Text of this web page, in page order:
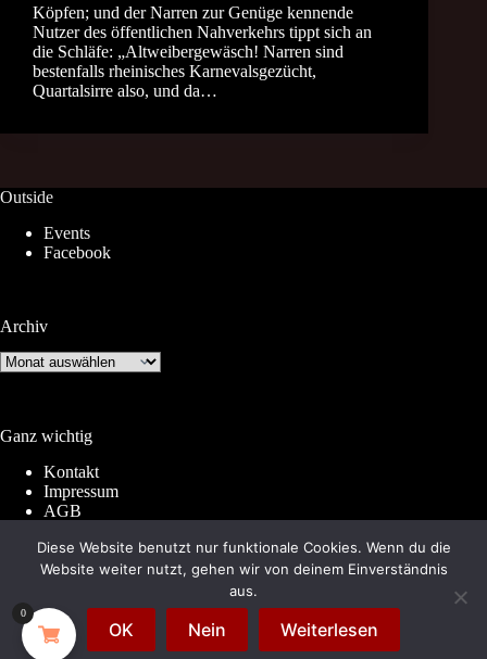
Köpfen; und der Narren zur Genüge kennende
Nutzer des öffentlichen Nahverkehrs tippt sich an
die Schläfe: „Altweibergewäsch! Narren sind
bestenfalls rheinisches Karnevalsgezücht,
Quartalsirre also, und da…
Outside
Events
Facebook
Archiv
Archiv
Ganz wichtig
Kontakt
Impressum
AGB
Datenschutz
© 2026 by Subkultur
. Made with WordPress &
WooCommerce.
is a division of Periplaneta
0
Diese Website benutzt nur funktionale Cookies. Wenn du die
Website weiter nutzt, gehen wir von deinem Einverständnis
aus.
OK Nein Weiterlesen